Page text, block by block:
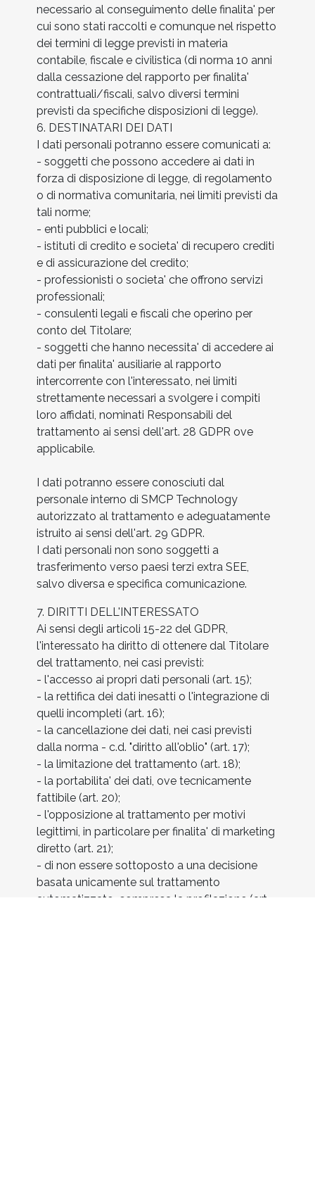
necessario al conseguimento delle finalita' per
cui sono stati raccolti e comunque nel rispetto
dei termini di legge previsti in materia
contabile, fiscale e civilistica (di norma 10 anni
dalla cessazione del rapporto per finalita'
contrattuali/fiscali, salvo diversi termini
previsti da specifiche disposizioni di legge).
6. DESTINATARI DEI DATI
I dati personali potranno essere comunicati a:
- soggetti che possono accedere ai dati in
forza di disposizione di legge, di regolamento
o di normativa comunitaria, nei limiti previsti da
tali norme;
- enti pubblici e locali;
- istituti di credito e societa' di recupero crediti
e di assicurazione del credito;
- professionisti o societa' che offrono servizi
professionali;
- consulenti legali e fiscali che operino per
conto del Titolare;
- soggetti che hanno necessita' di accedere ai
dati per finalita' ausiliarie al rapporto
intercorrente con l'interessato, nei limiti
strettamente necessari a svolgere i compiti
loro affidati, nominati Responsabili del
trattamento ai sensi dell'art. 28 GDPR ove
applicabile.
I dati potranno essere conosciuti dal
personale interno di SMCP Technology
autorizzato al trattamento e adeguatamente
istruito ai sensi dell'art. 29 GDPR.
I dati personali non sono soggetti a
trasferimento verso paesi terzi extra SEE,
salvo diversa e specifica comunicazione.
7. DIRITTI DELL'INTERESSATO
Ai sensi degli articoli 15-22 del GDPR,
l'interessato ha diritto di ottenere dal Titolare
del trattamento, nei casi previsti:
- l'accesso ai propri dati personali (art. 15);
- la rettifica dei dati inesatti o l'integrazione di
quelli incompleti (art. 16);
- la cancellazione dei dati, nei casi previsti
dalla norma - c.d. "diritto all'oblio" (art. 17);
- la limitazione del trattamento (art. 18);
- la portabilita' dei dati, ove tecnicamente
fattibile (art. 20);
- l'opposizione al trattamento per motivi
legittimi, in particolare per finalita' di marketing
diretto (art. 21);
- di non essere sottoposto a una decisione
basata unicamente sul trattamento
automatizzato, compresa la profilazione (art.